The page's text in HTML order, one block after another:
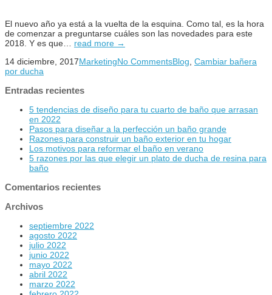
El nuevo año ya está a la vuelta de la esquina. Como tal, es la hora
de comenzar a preguntarse cuáles son las novedades para este
2018. Y es que… read more →
14 diciembre, 2017MarketingNo CommentsBlog, Cambiar bañera
por ducha
Entradas recientes
5 tendencias de diseño para tu cuarto de baño que arrasan
en 2022
Pasos para diseñar a la perfección un baño grande
Razones para construir un baño exterior en tu hogar
Los motivos para reformar el baño en verano
5 razones por las que elegir un plato de ducha de resina para
baño
Comentarios recientes
Archivos
septiembre 2022
agosto 2022
julio 2022
junio 2022
mayo 2022
abril 2022
marzo 2022